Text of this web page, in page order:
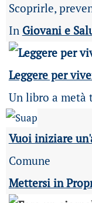
Scoprirle,
In Giovani e
Leggere per
Un libro a metà
Vuoi iniziare
Comune
Mettersi in